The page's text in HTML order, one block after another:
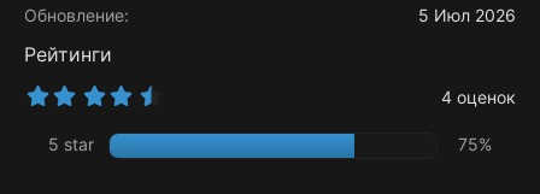
Обновление
5 Июл 2026
Рейтинги
7
5
4 оценок
5 star 75%